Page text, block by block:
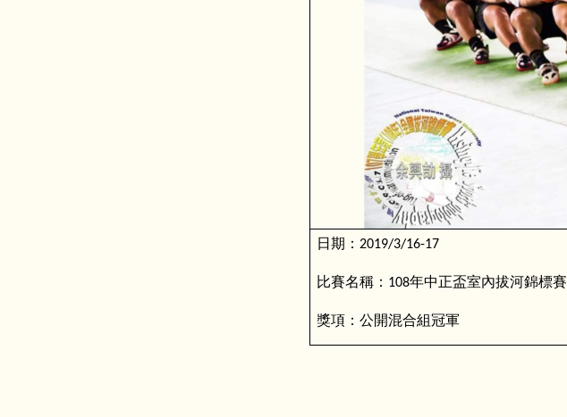
日期： 2019/3/16-17
比賽名稱： 108年中正盃室內拔河錦標賽
獎項：公開混合組冠軍